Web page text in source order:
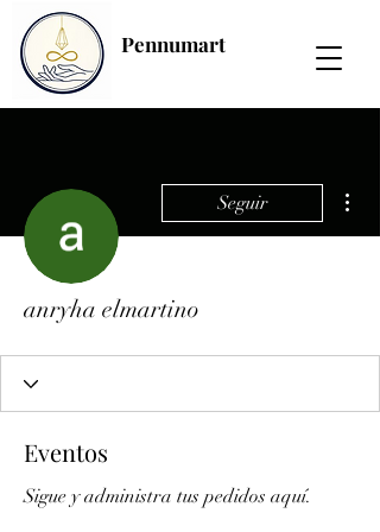
Pennumart
Seguir
anryha elmartino
Eventos
Sigue y administra tus pedidos aquí.